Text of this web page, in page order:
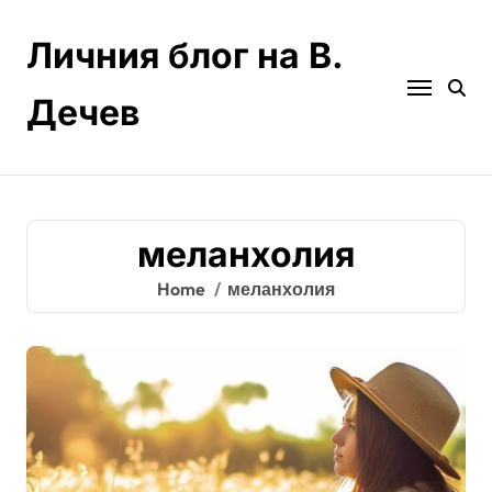
contentЛичния блог на В.
Дечев
меланхолия
Home меланхолия